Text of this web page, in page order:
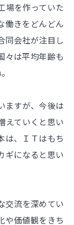
場を作っていた
働きをどんどん
同会社が注目し
々は平均年齢も
ますが、今後は
えていくと思い
は、ＩＴはもち
ギになると思い
交流を深めてい
や価値観をきち